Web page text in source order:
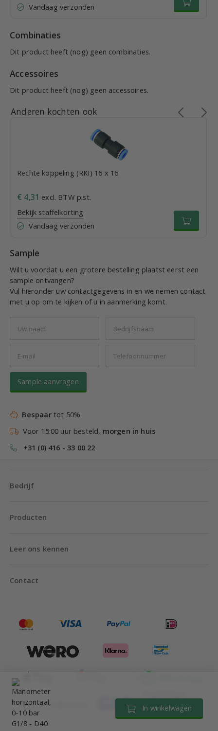
In winkelwagen
Vandaag verzonden
Combinaties
Dit product heeft (nog) geen combinaties.
Accessoires
Dit product heeft (nog) geen accessoires.
Anderen kochten ook
Rechte koppeling (RKI) 16 x 16
€ 4,31 excl. BTW p.st.
Bekijk staffelkorting
Vandaag verzonden
Sample
Wilt u voordat u een grotere bestelling plaatst eerst een
sample ontvangen?
Vul hieronder uw contactgegevens in en we nemen contact
met u op om te kijken of u in aanmerking komt.
Sample aanvragen
Bespaartot 50%
Voor 15:00 uur besteld, morgen in huis
+31 (0) 416 - 33 00 22
Bedrijf
Producten
Leer ons kennen
Contact
Wij verzenden met